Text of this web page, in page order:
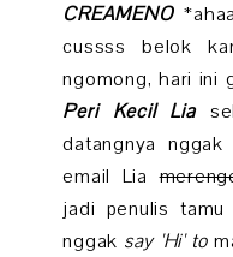
CREAMENO
cussss belok
ngomong, hari ini
Peri Kecil Lia
datangnya
email Lia
jadi penulis tamu
nggak say 'Hi' to